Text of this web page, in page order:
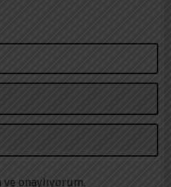
onaylıyorum.